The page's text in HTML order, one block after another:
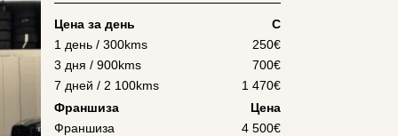
Цена за день
С
1 день / 300kms
250€
3 дня / 900kms
700€
7 дней / 2 100kms
1 470€
Франшиза
Цена
Франшиза
4 500€